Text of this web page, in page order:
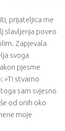
prijateljica me
slavljenja poveo
Zapjevala
svoga
pjesme
»Ti stvarno
sam svjesno
od onih oko
moje